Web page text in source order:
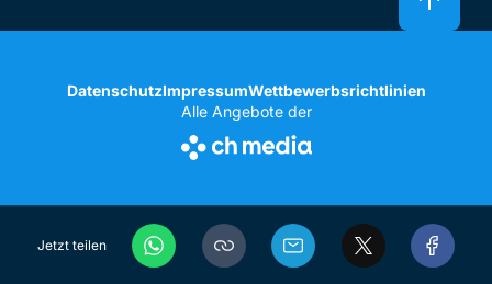
Jetzt teilen
DatenschutzImpressumWettbewerbsrichtlinien
Alle Angebote der